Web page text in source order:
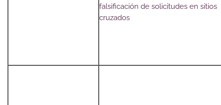
falsificación de solicitudes en sitios
cruzados